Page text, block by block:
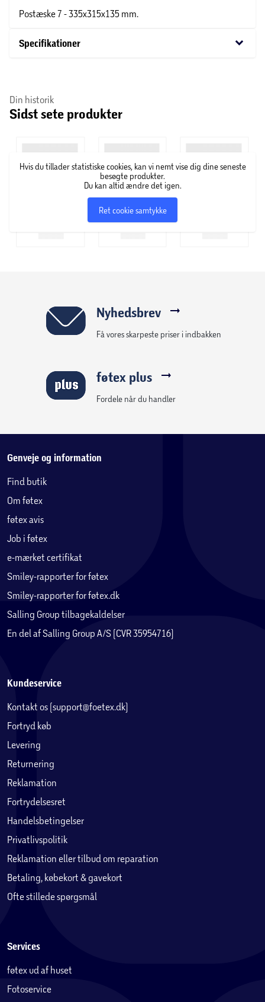
Postæske 7 - 335x315x135 mm.
Specifikationer keyboard_arrow_down
Din historik
Sidst sete produkter
Hvis du tillader statistiske cookies, kan vi nemt vise dig dine seneste
besøgte produkter.
Du kan altid ændre det igen.
Ret cookie samtykke
Nyhedsbrev
Få vores skarpeste priser i indbakken
føtex plus
Fordele når du handler
Genveje og information
Find butik
Om føtex
føtex avis
Job i føtex
e-mærket certifikat
Smiley-rapporter for føtex
Smiley-rapporter for føtex.dk
Salling Group tilbagekaldelser
En del af Salling Group A/S (CVR 35954716)
Kundeservice
Kontakt os (support@foetex.dk)
Fortryd køb
Levering
Returnering
Reklamation
Fortrydelsesret
Handelsbetingelser
Privatlivspolitik
Reklamation eller tilbud om reparation
Betaling, købekort & gavekort
Ofte stillede spørgsmål
Services
føtex ud af huset
Fotoservice